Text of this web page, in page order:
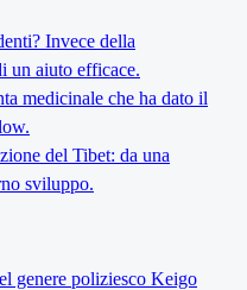
Invece della
un aiuto efficace.
medicinale che ha dato il
del Tibet: da una
sviluppo.
genere poliziesco Keigo